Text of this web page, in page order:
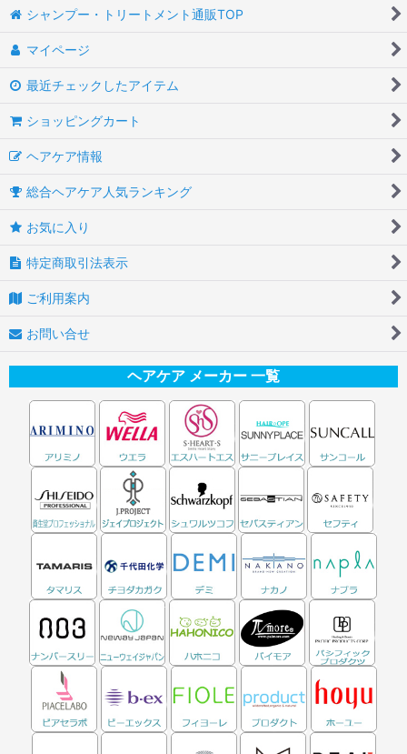
シャンプー・トリートメント通販TOP
マイページ
最近チェックしたアイテム
ショッピングカート
ヘアケア情報
総合ヘアケア人気ランキング
お気に入り
特定商取引法表示
ご利用案内
お問い合せ
ヘアケア メーカー 一覧